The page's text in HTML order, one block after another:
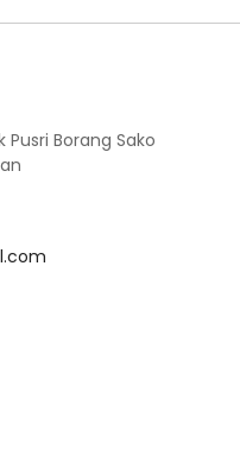
Pusri Borang Sako